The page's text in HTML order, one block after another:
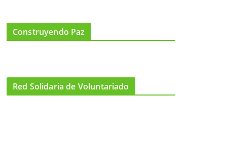
Construyendo Paz
Red Solidaria de Voluntariado